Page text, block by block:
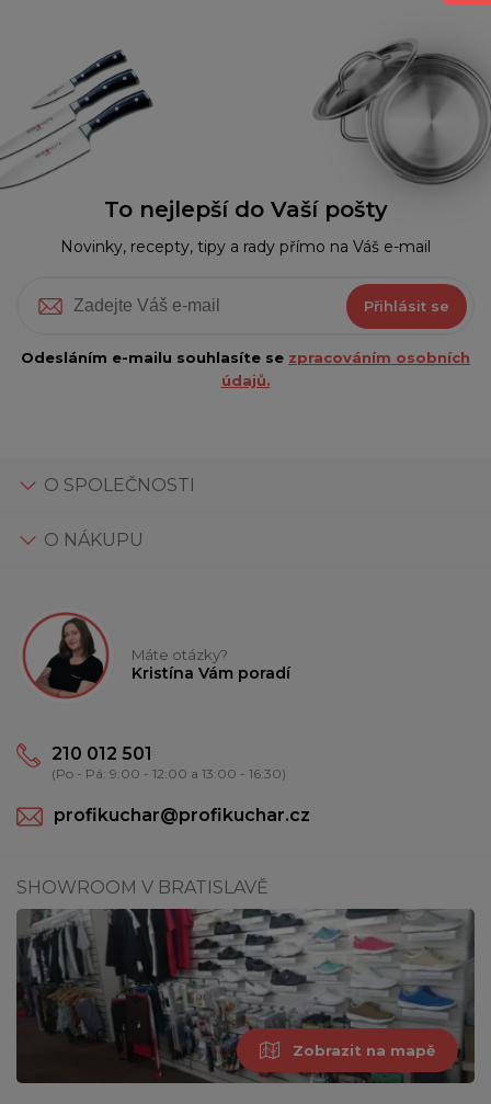
To nejlepší do Vaší pošty
Novinky, recepty, tipy a rady přímo na Váš e-mail
Přihlásit se
Odesláním e-mailu souhlasíte se zpracováním osobních
údajů.
O SPOLEČNOSTI
O NÁKUPU
Máte otázky?
Kristína Vám poradí
210 012 501
(Po - Pá: 9:00 - 12:00 a 13:00 - 16:30)
profikuchar@profikuchar.cz
SHOWROOM V BRATISLAVĚ
Zobrazit na mapě